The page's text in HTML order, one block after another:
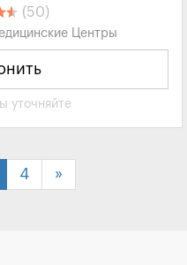
(50)
Центры
уточняйте
4 »